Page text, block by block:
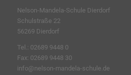
Nelson-Mandela-Schule Dierdorf
Schulstraße 22
56269 Dierdorf
Tel.: 02689 9448 0
Fax: 02689 9448 30
info@nelson-mandela-schule.de